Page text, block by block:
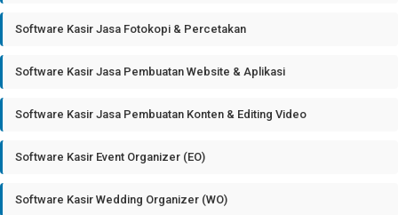
Software Kasir Jasa Fotokopi & Percetakan
Software Kasir Jasa Pembuatan Website & Aplikasi
Software Kasir Jasa Pembuatan Konten & Editing Video
Software Kasir Event Organizer (EO)
Software Kasir Wedding Organizer (WO)